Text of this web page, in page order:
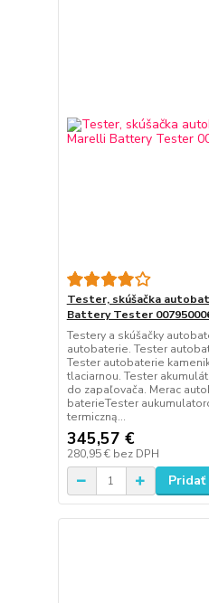
Tester, skúšačka
Battery Tester
Testery a skúšačky
autobaterie. Tester
Tester autobaterie
tlaciarnou. Tester
do zapaľovača. Merac
baterieTester
termiczną...
345,57 €
280,95 € bez DPH
Pridať